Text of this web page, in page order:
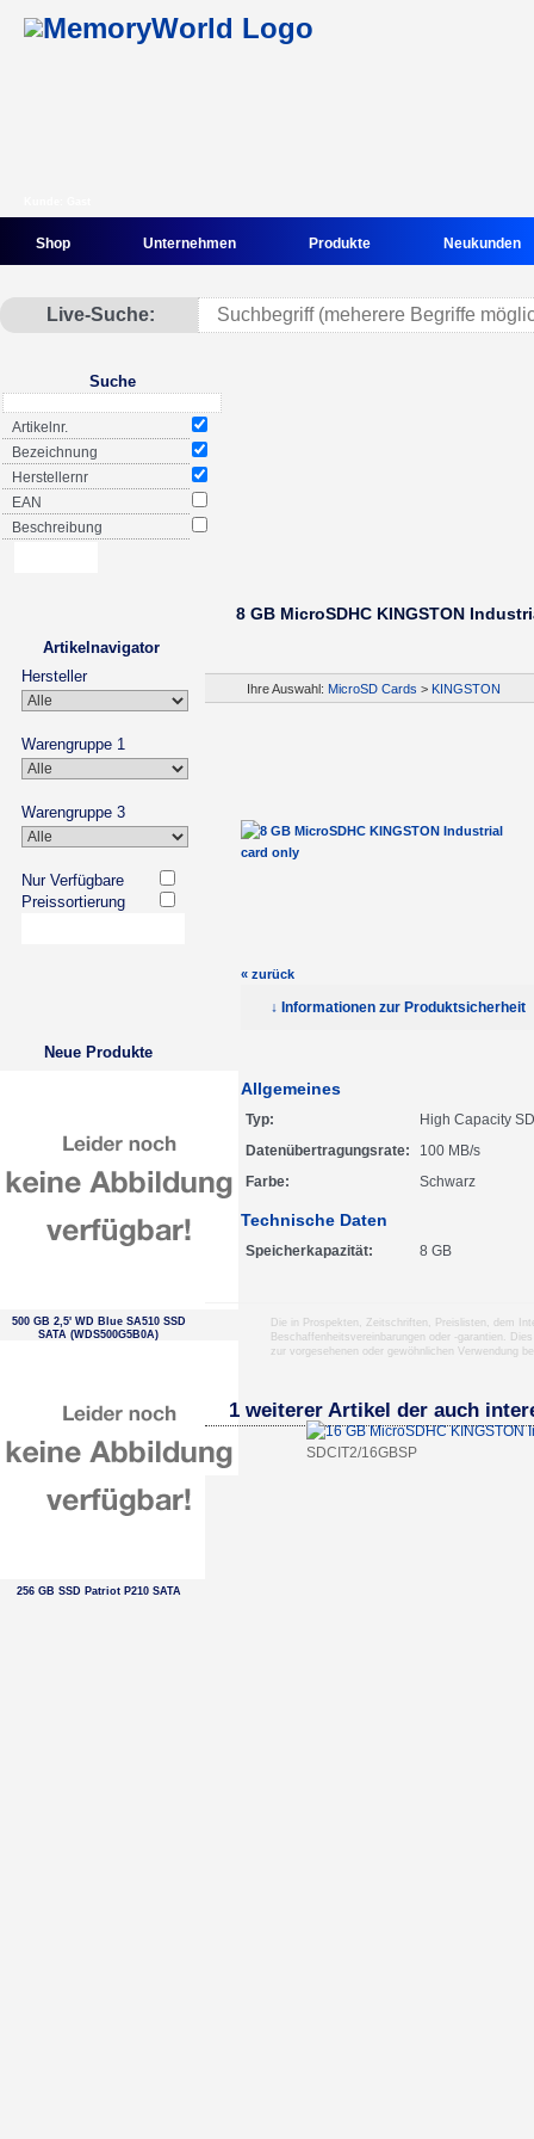
Shop Unternehmen Produkte Neukunden
Live-Suche:
Suche
Artikelnr.
Bezeichnung
Herstellernr
EAN
Beschreibung
Artikelnavigator
Hersteller
Warengruppe 1
Warengruppe 3
Nur Verfügbare
Preissortierung
Neue Produkte
500 GB 2,5' WD Blue SA510 SSD
SATA (WDS500G5B0A)
256 GB SSD Patriot P210 SATA
8 GB MicroSDHC KINGSTON
Ihre Auswahl: MicroSD Cards > KINGSTON
« zurück
↓ Informationen zur Produktsicherheit
Allgemeines
Typ
High Capacity
Datenübertragungsrate
100 MB/s
Farbe
Schwarz
Technische Daten
Speicherkapazität 8 GB
Die in Prospekten, Zeitschriften, Preislisten, dem
Beschaffenheitsvereinbarungen oder -garantien.
zur vorgesehenen oder gewöhnlichen Verwendung
1 weiterer Artikel der auch
SDCIT2/16GBSP